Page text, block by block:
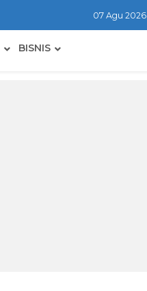
07 Agu 2026
BISNIS